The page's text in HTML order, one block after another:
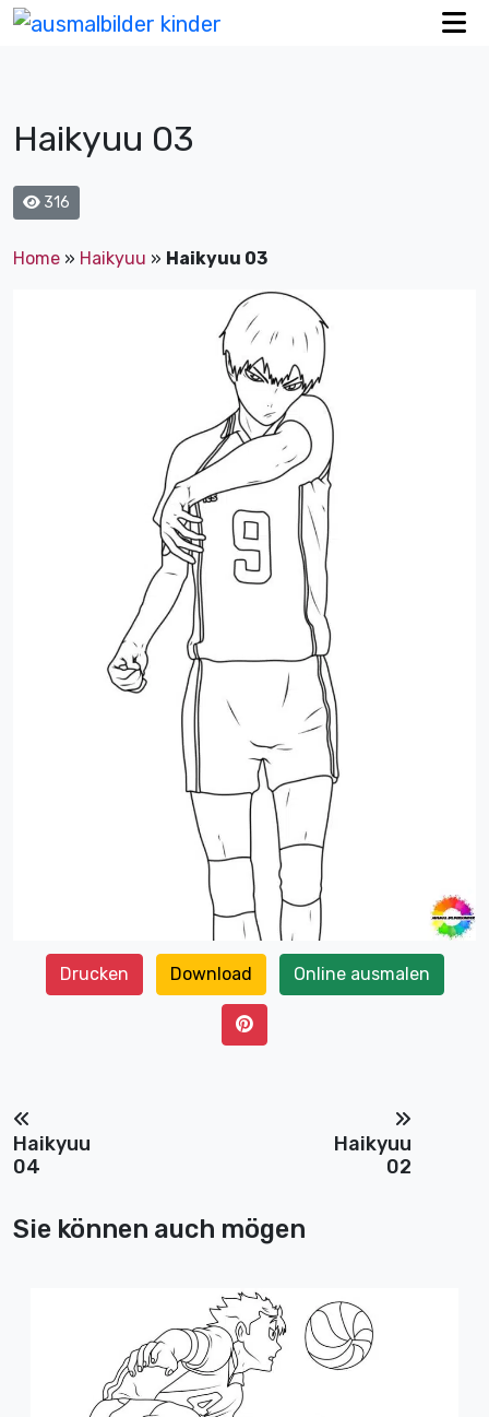
Haikyuu 03
316
Home » Haikyuu » Haikyuu 03
Drucken Download Online ausmalen
Haikyuu
04
Haikyuu
02
Sie können auch mögen